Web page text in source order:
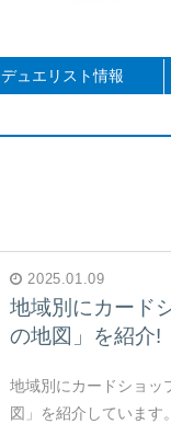
デュエリスト情報
2025.01.09
地域別にカード
の地図」を紹介!
地域別にカードショッ
図」を紹介しています